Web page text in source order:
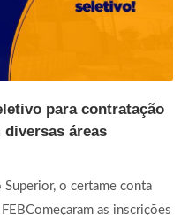
para contratação
diversas áreas
o certame conta
as inscrições